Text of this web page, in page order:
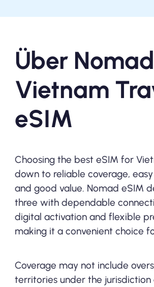
Über Nomad
Vietnam
eSIM
Choosing the best eSIM for
down to reliable coverage,
and good value. Nomad eSIM
three with dependable
digital activation and flexible
making it a convenient choice
Coverage may not include
territories under the jurisdiction